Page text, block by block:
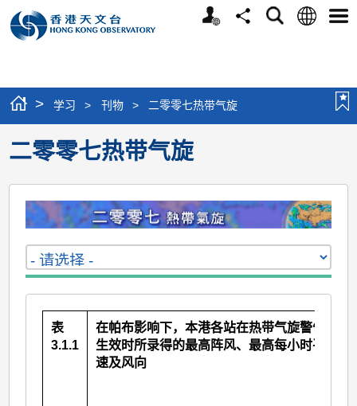
个
分
搜
语
选
> 学习 > 刊物 > 二零零七热带气旋
二零零七热带气旋
表
3.1.1
在帕布影响下，本港各站在热带气旋警告信号
生效时所录得的最高阵风、最高每小时平均风
速及风向